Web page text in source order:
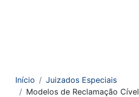
Início
Juizados Especiais
Modelos de Reclamação Cível